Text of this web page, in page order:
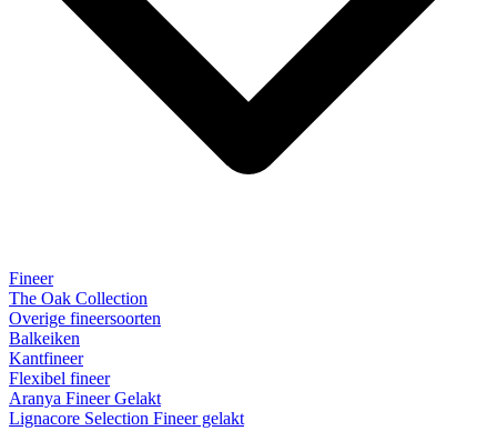
Fineer
The Oak Collection
Overige fineersoorten
Balkeiken
Kantfineer
Flexibel fineer
Aranya Fineer Gelakt
Lignacore Selection Fineer gelakt